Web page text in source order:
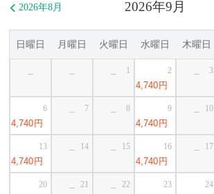
2026年9月
 2026年8月
日曜日 月曜日 火曜日 水曜日 木曜日
-- -- -- 1
4,740 円
2 -- 3
4,740 円
6 -- 7 -- 8
4,740 円
9 -- 10
4,740 円
13 -- 14 -- 15
4,740 円
16 -- 17
20 -- 21 -- 22 23 24